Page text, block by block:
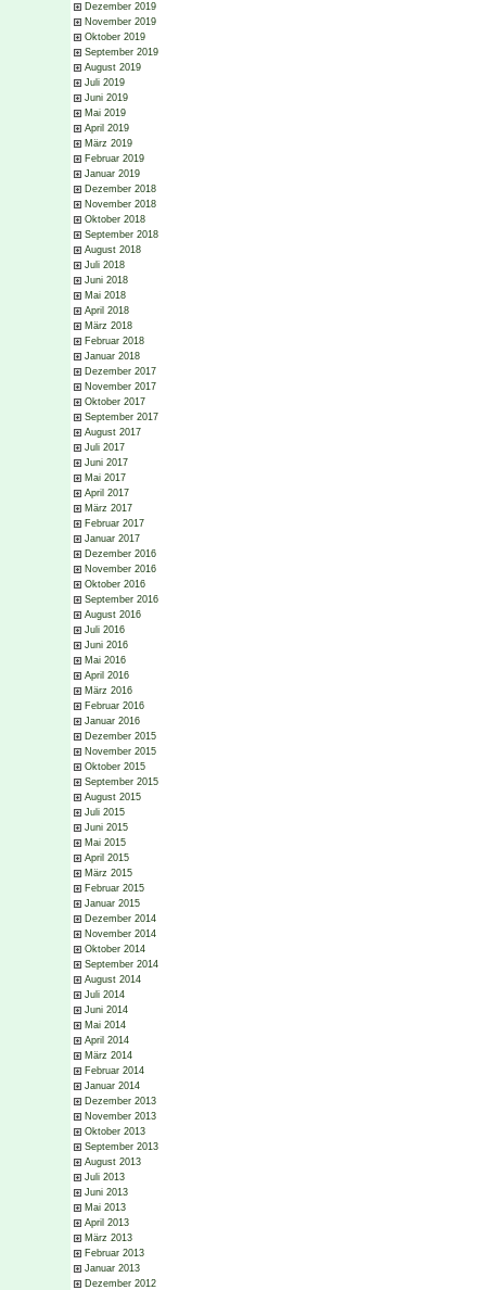
Dezember 2019
November 2019
Oktober 2019
September 2019
August 2019
Juli 2019
Juni 2019
Mai 2019
April 2019
März 2019
Februar 2019
Januar 2019
Dezember 2018
November 2018
Oktober 2018
September 2018
August 2018
Juli 2018
Juni 2018
Mai 2018
April 2018
März 2018
Februar 2018
Januar 2018
Dezember 2017
November 2017
Oktober 2017
September 2017
August 2017
Juli 2017
Juni 2017
Mai 2017
April 2017
März 2017
Februar 2017
Januar 2017
Dezember 2016
November 2016
Oktober 2016
September 2016
August 2016
Juli 2016
Juni 2016
Mai 2016
April 2016
März 2016
Februar 2016
Januar 2016
Dezember 2015
November 2015
Oktober 2015
September 2015
August 2015
Juli 2015
Juni 2015
Mai 2015
April 2015
März 2015
Februar 2015
Januar 2015
Dezember 2014
November 2014
Oktober 2014
September 2014
August 2014
Juli 2014
Juni 2014
Mai 2014
April 2014
März 2014
Februar 2014
Januar 2014
Dezember 2013
November 2013
Oktober 2013
September 2013
August 2013
Juli 2013
Juni 2013
Mai 2013
April 2013
März 2013
Februar 2013
Januar 2013
Dezember 2012